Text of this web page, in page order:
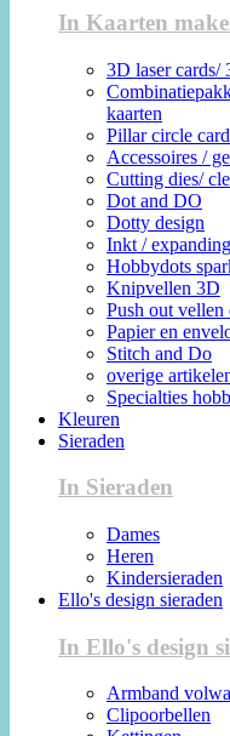
In Kaarten
3D laser
kaarten
Pillar circle
Accessoires /
Cutting dies/
Dot and DO
Dotty design
Inkt /
Hobbydots
Knipvellen 3D
Push out vellen
Papier en
Stitch and Do
overige
Specialties
Kleuren
Sieraden
In Sieraden
Dames
Heren
Kindersieraden
Ello's design sieraden
In Ello's design
Armband
Clipoorbellen